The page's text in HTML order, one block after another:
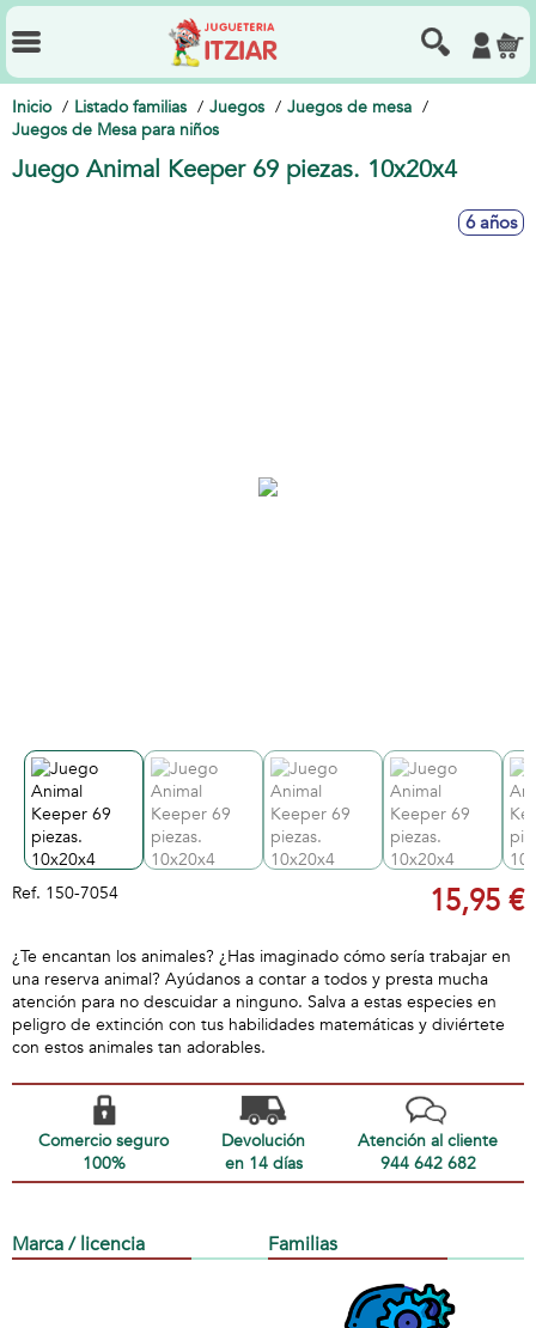
Inicio Listado familias Juegos
Juegos de mesa
Juegos de Mesa para niños
Juego Animal Keeper 69 piezas. 10x20x4
6 años
Ref. 150-7054 15,95 €
¿Te encantan los animales? ¿Has imaginado cómo sería trabajar en
una reserva animal? Ayúdanos a contar a todos y presta mucha
atención para no descuidar a ninguno. Salva a estas especies en
peligro de extinción con tus habilidades matemáticas y diviértete
con estos animales tan adorables.
Comercio seguro
100%
Devolución
en 14 días
Atención al cliente
944 642 682
Marca / licencia Familias